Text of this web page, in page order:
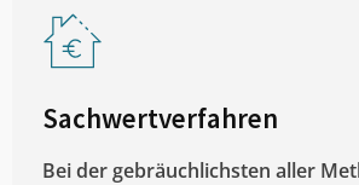
Sachwertverfahren
Bei der gebräuchlichsten aller